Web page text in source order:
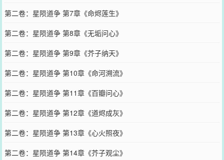
第二卷：星陨道争 第7章《命烬莲生》
第二卷：星陨道争 第8章《无垢问心》
第二卷：星陨道争 第9章《芥子纳天》
第二卷：星陨道争 第10章《命河溯流》
第二卷：星陨道争 第11章《百瓣问心》
第二卷：星陨道争 第12章《道烬成灰》
第二卷：星陨道争 第13章《心火照夜》
第二卷：星陨道争 第14章《芥子观尘》